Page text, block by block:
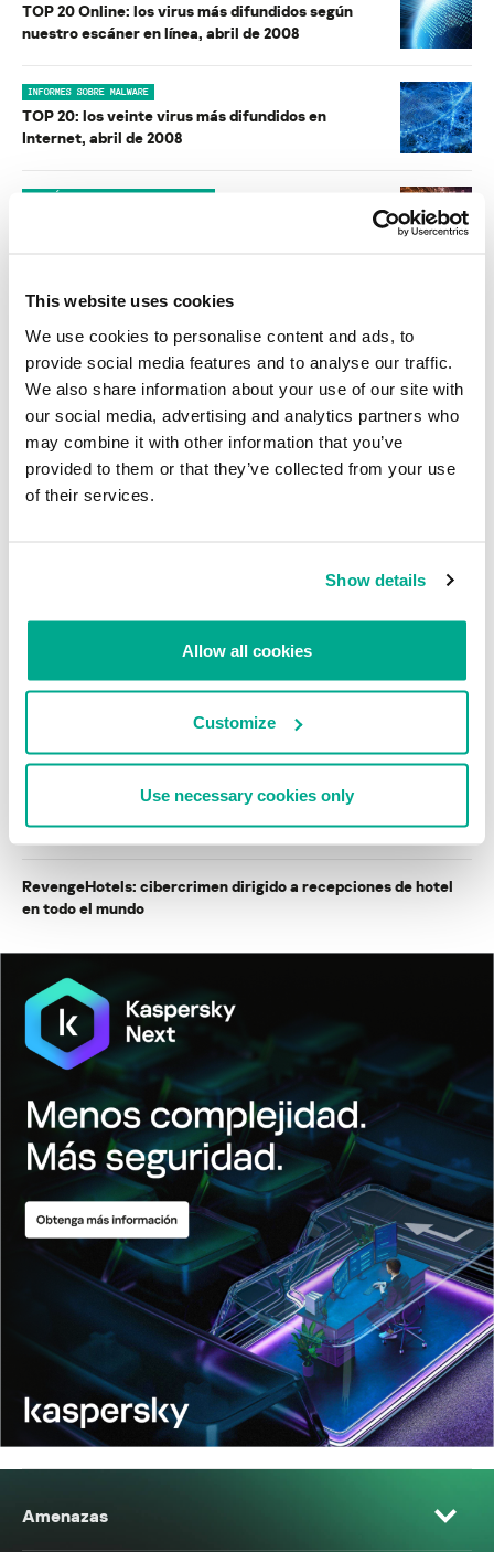
This website uses cookies
We use cookies to personalise content and ads, to
provide social media features and to analyse our traffic.
We also share information about your use of our site with
our social media, advertising and analytics partners who
may combine it with other information that you’ve
provided to them or that they’ve collected from your use
of their services.
Show details
Allow all cookies
Customize
Use necessary cookies only
TOP 20 Online: los virus más difundidos según
nuestro escáner en línea, abril de 2008
INFORMES SOBRE MALWARE
TOP 20: los veinte virus más difundidos en
Internet, abril de 2008
INFORMES SOBRE MALWARE
tercer trimestre de 2007
Wardriving en Varsovia: estado de las redes Wi-
Fi
Kaspersky proporciona información sobre la actividad y los TTPs
del APT BlindEagle. Grupo que apunta a organizaciones e
individuos en Colombia, Ecuador, Chile, Panamá y otros países de
América Latina.
Tácticas, técnicas y procedimientos (TTPs) de los grupos de
MosaicRegressor: acechando en las sombras de UEFI
RevengeHotels: cibercrimen dirigido a recepciones de hotel
en todo el mundo
Amenazas